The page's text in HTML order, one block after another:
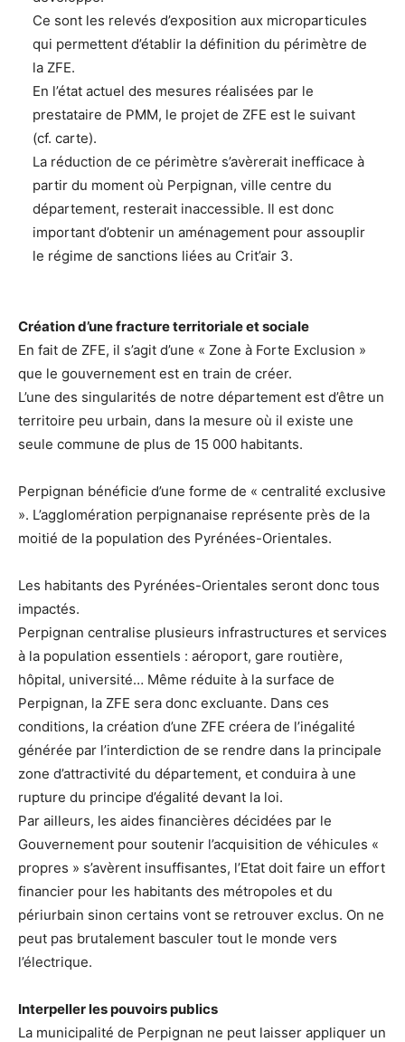
Ce sont les relevés d’exposition aux microparticules
qui permettent d’établir la définition du périmètre de
la ZFE.
En l’état actuel des mesures réalisées par le
prestataire de PMM, le projet de ZFE est le suivant
(cf. carte).
La réduction de ce périmètre s’avèrerait inefficace à
partir du moment où Perpignan, ville centre du
département, resterait inaccessible. Il est donc
important d’obtenir un aménagement pour assouplir
le régime de sanctions liées au Crit’air 3.
Création d’une fracture territoriale et sociale
En fait de ZFE, il s’agit d’une « Zone à Forte Exclusion »
que le gouvernement est en train de créer.
L’une des singularités de notre département est d’être un
territoire peu urbain, dans la mesure où il existe une
seule commune de plus de 15 000 habitants.
Perpignan bénéficie d’une forme de « centralité exclusive
». L’agglomération perpignanaise représente près de la
moitié de la population des Pyrénées-Orientales.
Les habitants des Pyrénées-Orientales seront donc tous
impactés.
Perpignan centralise plusieurs infrastructures et services
à la population essentiels : aéroport, gare routière,
hôpital, université… Même réduite à la surface de
Perpignan, la ZFE sera donc excluante. Dans ces
conditions, la création d’une ZFE créera de l’inégalité
générée par l’interdiction de se rendre dans la principale
zone d’attractivité du département, et conduira à une
rupture du principe d’égalité devant la loi.
Par ailleurs, les aides financières décidées par le
Gouvernement pour soutenir l’acquisition de véhicules «
propres » s’avèrent insuffisantes, l’Etat doit faire un effort
financier pour les habitants des métropoles et du
périurbain sinon certains vont se retrouver exclus. On ne
peut pas brutalement basculer tout le monde vers
l’électrique.
Interpeller les pouvoirs publics
La municipalité de Perpignan ne peut laisser appliquer un